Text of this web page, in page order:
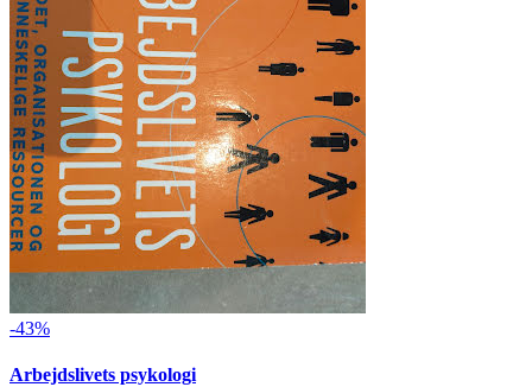
-43%
Arbejdslivets psykologi